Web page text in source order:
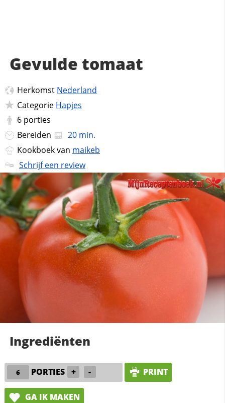
Gevulde tomaat
Herkomst Nederland
Categorie Hapjes
6 porties
Bereiden
20 min.
Kookboek van maikeb
Schrijf een review
Ingrediënten
PORTIES + - PRINT
GA IK MAKEN